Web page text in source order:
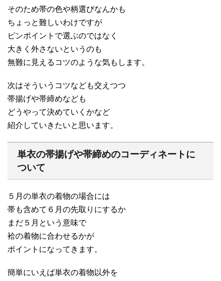
そのため帯の色や柄選びなんかも
ちょっと難しいわけですが
ピンポイントで選ぶのではなく
大きく外さないというのも
無難に見えるコツのような気もします。
次はそういうコツなども交えつつ
帯揚げや帯締めなども
どうやって決めていくかなど
紹介していきたいと思います。
単衣の帯揚げや帯締めのコーディネートに
ついて
５月の単衣の着物の場合には
帯も含めて６月の先取りにするか
まだ５月という意味で
袷の着物に合わせるかが
ポイントになってきます。
簡単にいえば単衣の着物以外を